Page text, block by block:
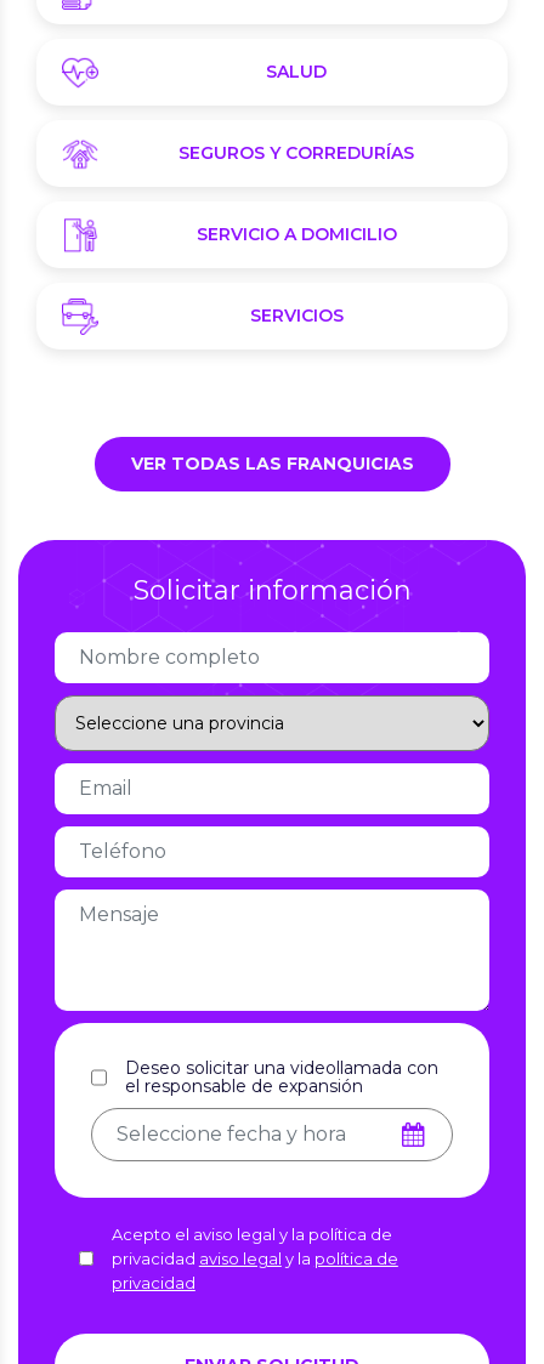
SALUD
SEGUROS Y CORREDURÍAS
SERVICIO A DOMICILIO
SERVICIOS
VER TODAS LAS FRANQUICIAS
Solicitar información
Deseo solicitar una videollamada con
el responsable de expansión
Acepto el aviso legal y la política de
privacidad aviso legal y la política de
privacidad